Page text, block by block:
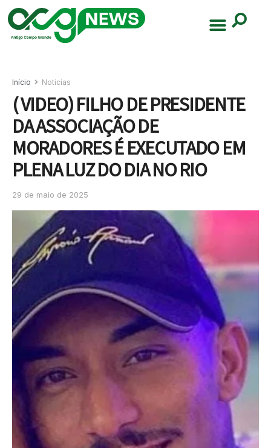
Início Noticias
( VIDEO) FILHO DE PRESIDENTE
DA ASSOCIAÇÃO DE
MORADORES É EXECUTADO EM
PLENA LUZ DO DIA NO RIO
29 de maio de 2025